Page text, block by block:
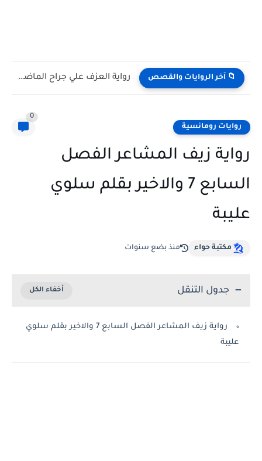
📁 آخر الروايات والقصص رواية العزف علي جراح الماضي كامله وحصريه بقلم فردوس عبداللطيف
روايات رومانسية
0
رواية زيف المشاعر الفصل
السابع 7 والاخير بقلم سلوي
عليبة
مكتبة حواء منذ بضع سنوات
جدول التنقل
رواية زيف المشاعر الفصل السابع 7 والاخير بقلم سلوي
عليبة